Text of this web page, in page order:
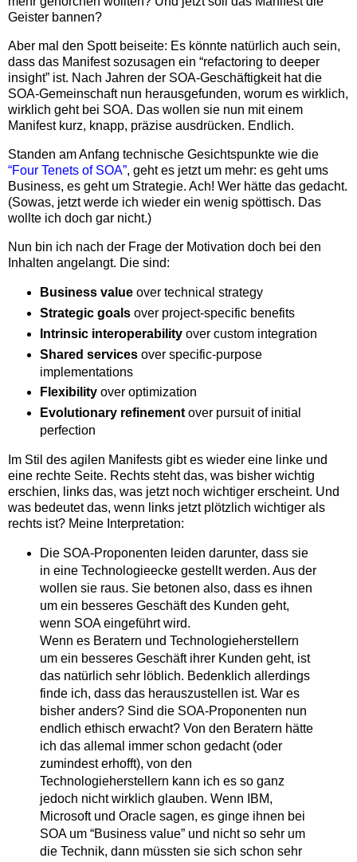
Geister bannen?
Aber mal den Spott beiseite: Es könnte natürlich auch sein,
dass das Manifest sozusagen ein “refactoring to deeper
insight” ist. Nach Jahren der SOA-Geschäftigkeit hat die
SOA-Gemeinschaft nun herausgefunden, worum es wirklich,
wirklich geht bei SOA. Das wollen sie nun mit einem
Manifest kurz, knapp, präzise ausdrücken. Endlich.
Standen am Anfang technische Gesichtspunkte wie die
“Four Tenets of SOA”, geht es jetzt um mehr: es geht ums
Business, es geht um Strategie. Ach! Wer hätte das gedacht.
(Sowas, jetzt werde ich wieder ein wenig spöttisch. Das
wollte ich doch gar nicht.)
Nun bin ich nach der Frage der Motivation doch bei den
Inhalten angelangt. Die sind:
Business valueover technical strategy
Strategic goalsover project-specific benefits
Intrinsic interoperabilityover custom integration
Shared servicesover specific-purpose
implementations
Flexibilityover optimization
Evolutionary refinementover pursuit of initial
perfection
Im Stil des agilen Manifests gibt es wieder eine linke und
eine rechte Seite. Rechts steht das, was bisher wichtig
erschien, links das, was jetzt noch wichtiger erscheint. Und
was bedeutet das, wenn links jetzt plötzlich wichtiger als
rechts ist? Meine Interpretation:
Die SOA-Proponenten leiden darunter, dass sie
in eine Technologieecke gestellt werden. Aus der
wollen sie raus. Sie betonen also, dass es ihnen
um ein besseres Geschäft des Kunden geht,
wenn SOA eingeführt wird.
Wenn es Beratern und Technologieherstellern
um ein besseres Geschäft ihrer Kunden geht, ist
das natürlich sehr löblich. Bedenklich allerdings
finde ich, dass das herauszustellen ist. War es
bisher anders? Sind die SOA-Proponenten nun
endlich ethisch erwacht? Von den Beratern hätte
ich das allemal immer schon gedacht (oder
zumindest erhofft), von den
Technologieherstellern kann ich es so ganz
jedoch nicht wirklich glauben. Wenn IBM,
Microsoft und Oracle sagen, es ginge ihnen bei
SOA um “Business value” und nicht so sehr um
die Technik, dann müssten sie sich schon sehr